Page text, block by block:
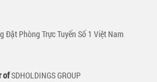
ofSDHOLDINGS GROUP